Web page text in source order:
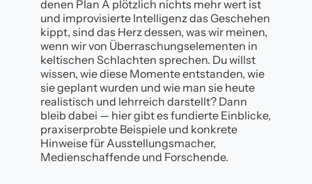
denen Plan A plötzlich nichts mehr wert ist
und improvisierte Intelligenz das Geschehen
kippt, sind das Herz dessen, was wir meinen,
wenn wir von Überraschungselementen in
keltischen Schlachten sprechen. Du willst
wissen, wie diese Momente entstanden, wie
sie geplant wurden und wie man sie heute
realistisch und lehrreich darstellt? Dann
bleib dabei — hier gibt es fundierte Einblicke,
praxiserprobte Beispiele und konkrete
Hinweise für Ausstellungsmacher,
Medienschaffende und Forschende.